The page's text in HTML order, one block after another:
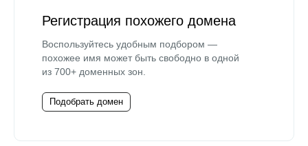
Регистрация похожего домена
Воспользуйтесь удобным подбором —
похожее имя может быть свободно в одной
из 700+ доменных зон.
Подобрать домен